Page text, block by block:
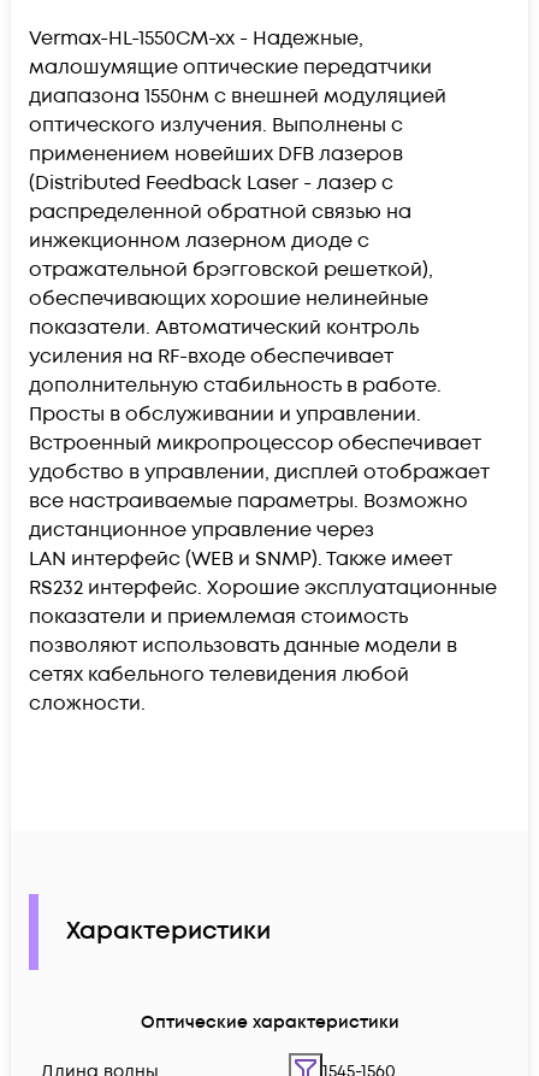
Vermax-HL-1550CM-xx - Надежные,
малошумящие оптические передатчики
диапазона 1550нм с внешней модуляцией
оптического излучения. Выполнены с
применением новейших DFB лазеров
(Distributed Feedback Laser - лазер с
распределенной обратной связью на
инжекционном лазерном диоде с
отражательной брэгговской решеткой),
обеспечивающих хорошие нелинейные
показатели. Автоматический контроль
усиления на RF-входе обеспечивает
дополнительную стабильность в работе.
Просты в обслуживании и управлении.
Встроенный микропроцессор обеспечивает
удобство в управлении, дисплей отображает
все настраиваемые параметры. Возможно
дистанционное управление через
LAN интерфейс (WEB и SNMP). Также имеет
RS232 интерфейс. Хорошие эксплуатационные
показатели и приемлемая стоимость
позволяют использовать данные модели в
сетях кабельного телевидения любой
сложности.
Характеристики
Оптические характеристики